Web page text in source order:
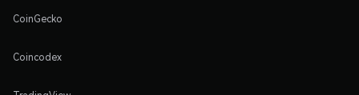
CoinGecko
Coincodex